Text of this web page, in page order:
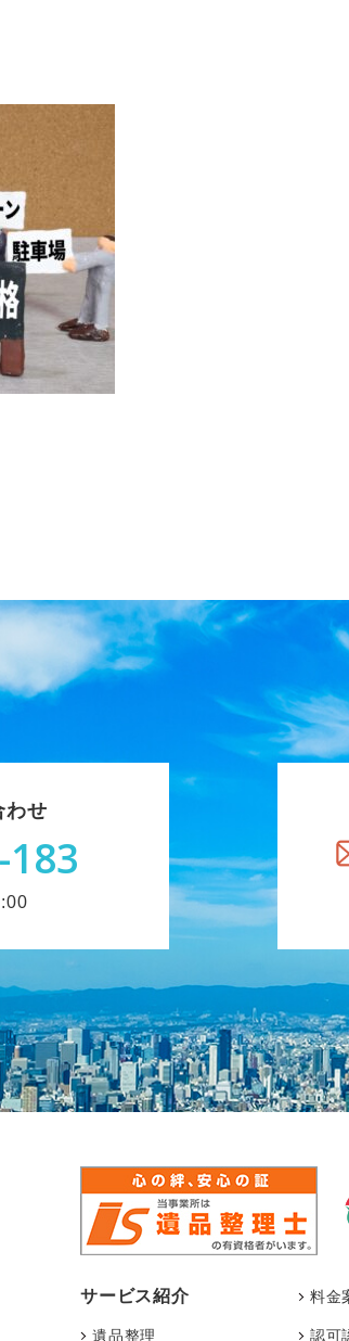
わせ
サービス紹介
遺品整理
料金
認可